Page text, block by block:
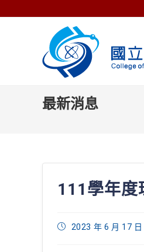
最新消息
111學年度
Post2023 年 6 月 17 日